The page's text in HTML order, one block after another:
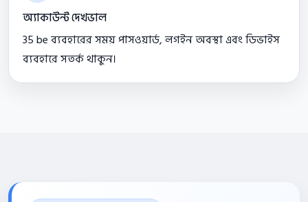
অ্যাকাউন্ট দেখভাল
35 be ব্যবহারের সময় পাসওয়ার্ড, লগইন অবস্থা এবং ডিভাইস
ব্যবহারে সতর্ক থাকুন।